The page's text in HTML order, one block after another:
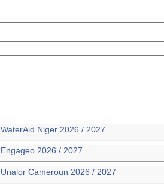
Niger 2026 / 2027
2026 / 2027
Cameroun 2026 / 2027